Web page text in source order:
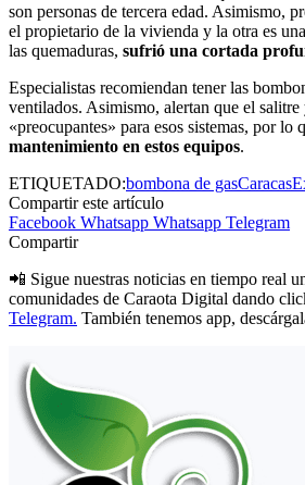
son personas de tercera edad. Asimismo,
el propietario de la vivienda y la otra es
las quemaduras, sufrió una cortada
Especialistas recomiendan tener las
ventilados. Asimismo, alertan que el
«preocupantes» para esos sistemas, por lo
mantenimiento en estos equipos.
ETIQUETADO:bombona de gasCaracas
Compartir este artículo
Facebook Whatsapp Whatsapp Telegram
Compartir
📲 Sigue nuestras noticias en tiempo real
comunidades de Caraota Digital dando
Telegram. También tenemos app,